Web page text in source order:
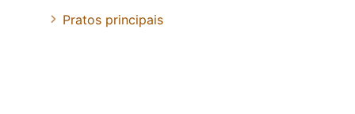
Pratos principais